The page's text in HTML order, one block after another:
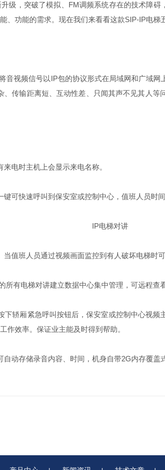
级，突破了模拟、FM调频系统存在的技术障
功能的需求。现在我们来看看这款SIP-IP电梯
视频信号以IP包的协议形式在局域网和广域网
传输距离短、互动性差、只闻其声不见其人
电时主机上会显示来电名称。
快速呼叫到保安室或控制中心，值班人员时间
IP电梯对讲
班人员通过视频画面监控到有人破坏电梯时
电梯对讲建立数据中心集中管理，可远程查
厢紧急呼叫按钮后，保安室或控制中心视频
作效率。保证业主能及时得到帮助。
存储录音内容、时间，机身自带2G内存覆盖